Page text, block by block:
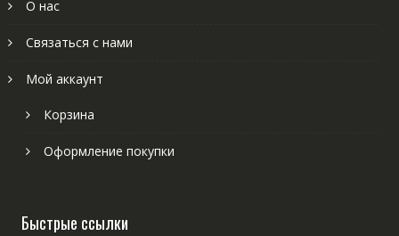
О нас
Связаться с нами
Мой аккаунт
Корзина
Оформление покупки
Быстрые ссылки